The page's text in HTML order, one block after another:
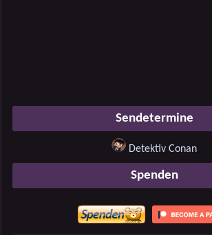
Sendetermine
Detektiv Conan
Spenden